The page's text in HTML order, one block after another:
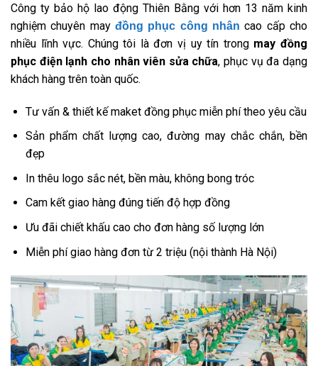
Công ty bảo hộ lao động Thiên Bằng với hơn 13 năm kinh
nghiệm chuyên may đồng phục công nhân cao cấp cho
nhiều lĩnh vực. Chúng tôi là đơn vị uy tín trong may đồng
phục điện lạnh cho nhân viên sửa chữa, phục vụ đa dạng
khách hàng trên toàn quốc.
Tư vấn & thiết kế maket đồng phục miễn phí theo yêu cầu
Sản phẩm chất lượng cao, đường may chắc chắn, bền
đẹp
In thêu logo sắc nét, bền màu, không bong tróc
Cam kết giao hàng đúng tiến độ hợp đồng
Ưu đãi chiết khấu cao cho đơn hàng số lượng lớn
Miễn phí giao hàng đơn từ 2 triệu (nội thành Hà Nội)